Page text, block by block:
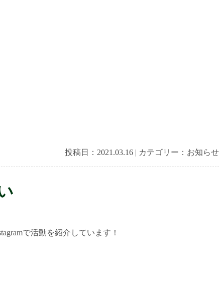
投稿日： 2021.03.16 | カテゴリー： お知らせ
で活動を紹介しています！